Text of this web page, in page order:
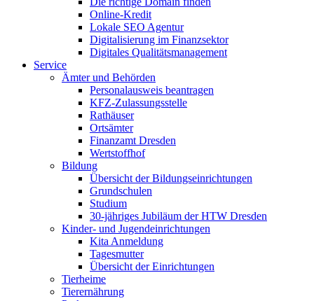
Online-Kredit
Lokale SEO Agentur
Digitalisierung im Finanzsektor
Digitales Qualitätsmanagement
Service
Ämter und Behörden
Personalausweis beantragen
KFZ-Zulassungsstelle
Rathäuser
Ortsämter
Finanzamt Dresden
Wertstoffhof
Bildung
Übersicht der Bildungseinrichtungen
Grundschulen
Studium
30-jähriges Jubiläum der HTW Dresden
Kinder- und Jugendeinrichtungen
Kita Anmeldung
Tagesmutter
Übersicht der Einrichtungen
Tierheime
Tierernährung